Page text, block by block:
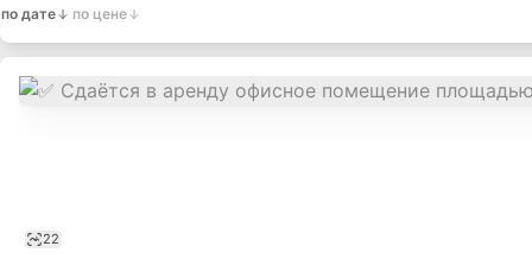
по дате по цене
22